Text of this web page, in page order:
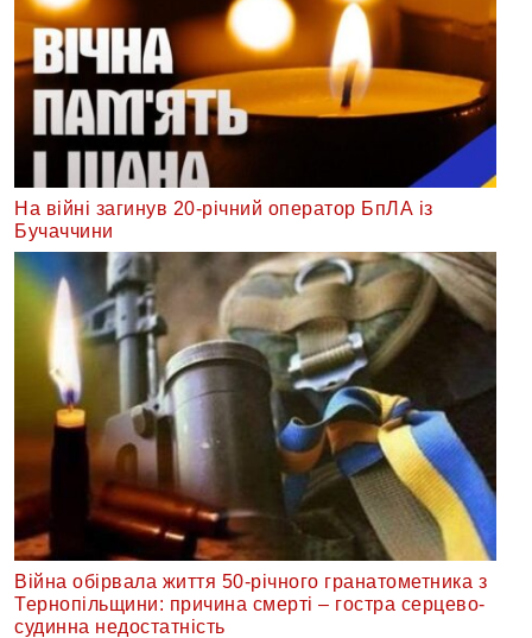
На війні загинув 20-річний оператор БпЛА із
Бучаччини
Війна обірвала життя 50-річного гранатометника з
Тернопільщини: причина смерті – гостра серцево-
судинна недостатність